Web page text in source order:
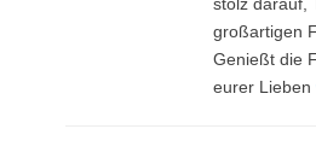
stolz darauf,
großartigen
Genießt die
eurer Lieben